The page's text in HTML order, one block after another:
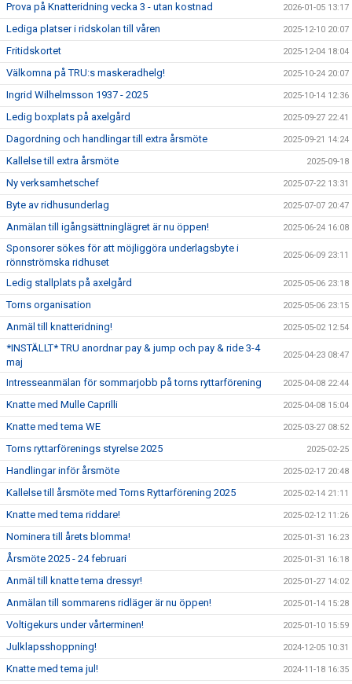
Prova på Knatteridning vecka 3 - utan kostnad 2026-01-05 13:17
Lediga platser i ridskolan till våren 2025-12-10 20:07
Fritidskortet 2025-12-04 18:04
Välkomna på TRU:s maskeradhelg! 2025-10-24 20:07
Ingrid Wilhelmsson 1937 - 2025 2025-10-14 12:36
Ledig boxplats på axelgård 2025-09-27 22:41
Dagordning och handlingar till extra årsmöte 2025-09-21 14:24
Kallelse till extra årsmöte 2025-09-18
Ny verksamhetschef 2025-07-22 13:31
Byte av ridhusunderlag 2025-07-07 20:47
Anmälan till igångsättninglägret är nu öppen! 2025-06-24 16:08
Sponsorer sökes för att möjliggöra underlagsbyte i
rönnströmska ridhuset
2025-06-09 23:11
Ledig stallplats på axelgård 2025-05-06 23:18
Torns organisation 2025-05-06 23:15
Anmäl till knatteridning! 2025-05-02 12:54
*INSTÄLLT* TRU anordnar pay & jump och pay & ride 3-4
maj
2025-04-23 08:47
Intresseanmälan för sommarjobb på torns ryttarförening 2025-04-08 22:44
Knatte med Mulle Caprilli 2025-04-08 15:04
Knatte med tema WE 2025-03-27 08:52
Torns ryttarförenings styrelse 2025 2025-02-25
Handlingar inför årsmöte 2025-02-17 20:48
Kallelse till årsmöte med Torns Ryttarförening 2025 2025-02-14 21:11
Knatte med tema riddare! 2025-02-12 11:26
Nominera till årets blomma! 2025-01-31 16:23
Årsmöte 2025 - 24 februari 2025-01-31 16:18
Anmäl till knatte tema dressyr! 2025-01-27 14:02
Anmälan till sommarens ridläger är nu öppen! 2025-01-14 15:28
Voltigekurs under vårterminen! 2025-01-10 15:59
Julklapsshoppning! 2024-12-05 10:31
Knatte med tema jul! 2024-11-18 16:35